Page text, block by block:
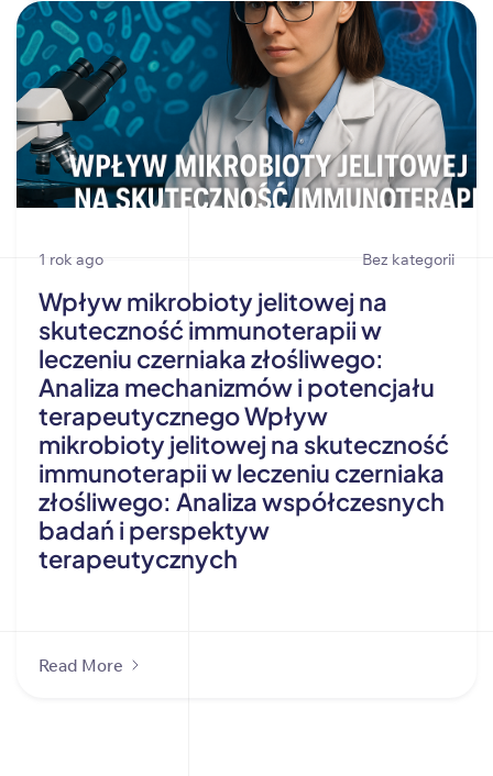
1 rok ago Bez kategorii
Wpływ mikrobioty jelitowej na
skuteczność immunoterapii w
leczeniu czerniaka złośliwego:
Analiza mechanizmów i potencjału
terapeutycznego Wpływ
mikrobioty jelitowej na skuteczność
immunoterapii w leczeniu czerniaka
złośliwego: Analiza współczesnych
badań i perspektyw
terapeutycznych
Read More